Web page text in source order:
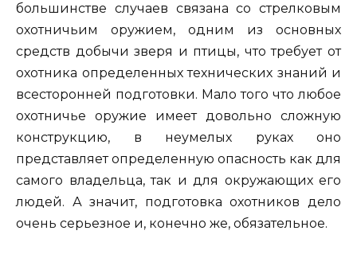
большинстве случаев связана со стрелковым
охотничьим оружием, одним из основных
средств добычи зверя и птицы, что требует от
охотника определенных технических знаний и
всесторонней подготовки. Мало того что любое
охотничье оружие имеет довольно сложную
конструкцию, в неумелых руках оно
представляет определенную опасность как для
самого владельца, так и для окружающих его
людей. А значит, подготовка охотников дело
очень серьезное и, конечно же, обязательное.